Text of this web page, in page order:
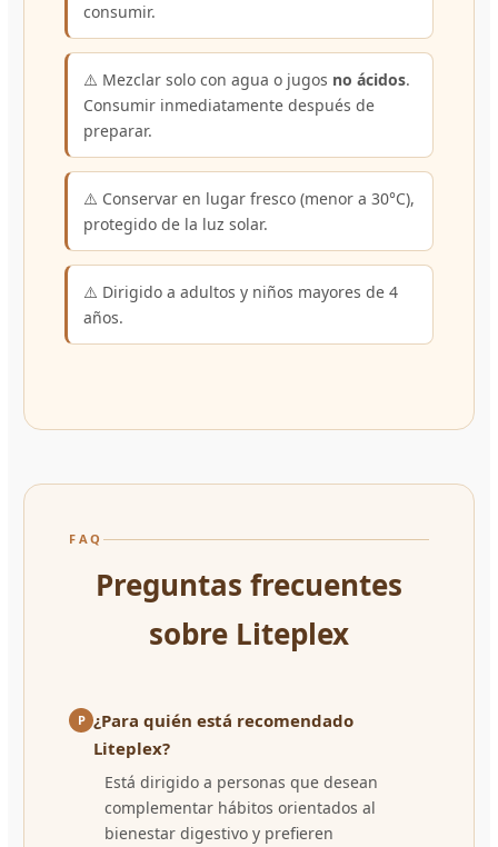
consumir.
⚠️ Mezclar solo con agua o jugos no ácidos.
Consumir inmediatamente después de
preparar.
⚠️ Conservar en lugar fresco (menor a 30°C),
protegido de la luz solar.
⚠️ Dirigido a adultos y niños mayores de 4
años.
FAQ
Preguntas frecuentes
sobre Liteplex
P ¿Para quién está recomendado
Liteplex?
Está dirigido a personas que desean
complementar hábitos orientados al
bienestar digestivo y prefieren